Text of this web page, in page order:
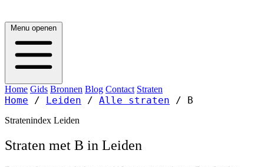
Menu openen
Home Gids Bronnen Blog Contact Straten
Home / Leiden / Alle straten / B
Stratenindex Leiden
Straten met B in Leiden